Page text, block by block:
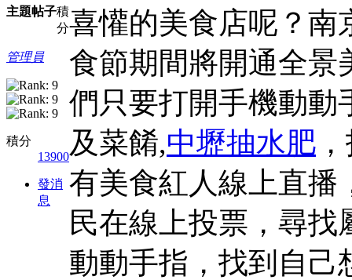
主題帖子積
分
管理員
積分
13900
發消
息
喜懽的美食店呢？南
食節期間將開通全景
們只要打開手機動動
及菜餚,中壢抽水肥
有美食紅人線上直播
民在線上投票，尋找
動動手指，找到自己